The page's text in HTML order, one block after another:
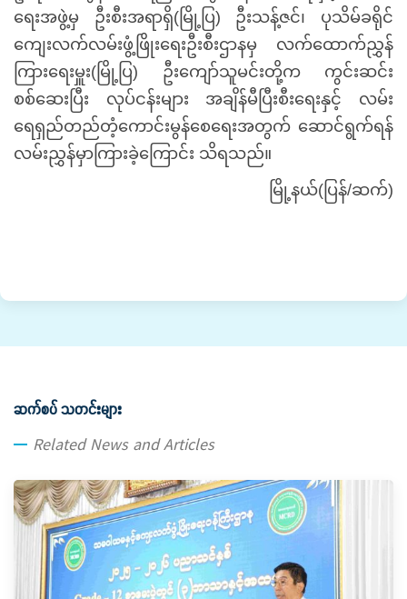
ရေးအဖွဲ့မှ ဦးစီးအရာရှိ(မြို့ပြ) ဦးသန့်ဇင်၊ ပုသိမ်ခရိုင်
ကျေးလက်လမ်းဖွံ့ဖြိုးရေးဦးစီးဌာနမှ လက်ထောက်ညွှန်
ကြားရေးမှူး(မြို့ပြ) ဦးကျော်သူမင်းတို့က ကွင်းဆင်း
စစ်ဆေးပြီး လုပ်ငန်းများ အချိန်မီပြီးစီးရေးနှင့် လမ်း
ရေရှည်တည်တံ့ကောင်းမွန်စေရေးအတွက် ဆောင်ရွက်ရန်
လမ်းညွှန်မှာကြားခဲ့ကြောင်း သိရသည်။
မြို့နယ်(ပြန်/ဆက်)
ဆက်စပ် သတင်းများ
Related News and Articles